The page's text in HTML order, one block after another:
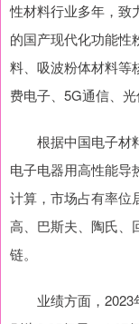
性材料行业多年，致
的国产现代化功能性
料、吸波粉体材料等
费电子、5G通信、光
根据中国电子材料
电子电器用高性能导
计算，市场占有率位
高、巴斯夫、陶氏、
链。
业绩方面，2023